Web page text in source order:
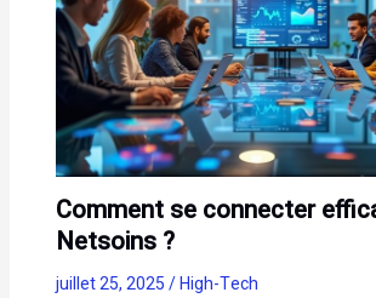
Comment se connecter
Netsoins ?
juillet 25, 2025/High-Tech